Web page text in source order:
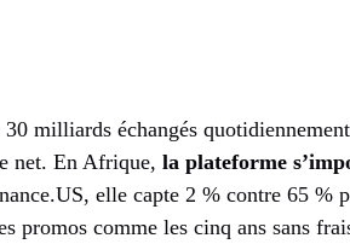
milliards échangés
net. En Afrique, la plateforme
elle capte 2 % contre 65 %
promos comme les cinq ans sans